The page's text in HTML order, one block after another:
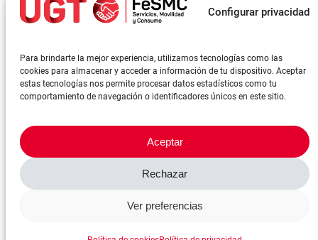
Configurar privacidad
Para brindarte la mejor experiencia, utilizamos tecnologías como las
cookies para almacenar y acceder a información de tu dispositivo. Aceptar
estas tecnologías nos permite procesar datos estadísticos como tu
comportamiento de navegación o identificadores únicos en este sitio.
Aceptar
Rechazar
Ver preferencias
Marítimo-Portuario
©FeSMCUGT 2024